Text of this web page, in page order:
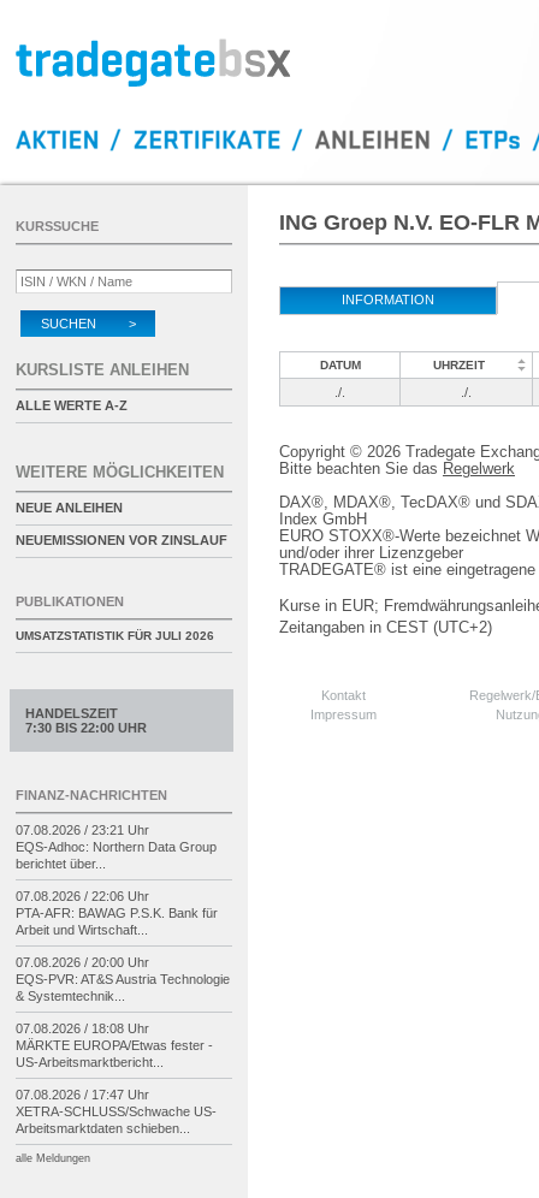
ING Groep N.V. EO-FLR
INFORMATION
DATUM UHRZEIT
./. ./.
Copyright © 2026 Tradegate
Bitte beachten Sie das Regelwerk
DAX®, MDAX®, TecDAX® und
Index GmbH
EURO STOXX®-Werte bezeichnet
und/oder ihrer Lizenzgeber
TRADEGATE® ist eine
Kurse in EUR;
Zeitangaben in CEST (UTC+2)
Kontakt
Impressum
KURSSUCHE
SUCHEN >
KURSLISTE ANLEIHEN
ALLE WERTE A-Z
WEITERE MÖGLICHKEITEN
NEUE ANLEIHEN
NEUEMISSIONEN VOR ZINSLAUF
PUBLIKATIONEN
UMSATZSTATISTIK FÜR JULI 2026
HANDELSZEIT
7:30 BIS 22:00 UHR
FINANZ-NACHRICHTEN
07.08.2026 / 23:21 Uhr
EQS-Adhoc: Northern Data Group
berichtet über...
07.08.2026 / 22:06 Uhr
PTA-AFR: BAWAG P.S.K. Bank für
Arbeit und Wirtschaft...
07.08.2026 / 20:00 Uhr
EQS-PVR: AT&S Austria Technologie
& Systemtechnik...
07.08.2026 / 18:08 Uhr
MÄRKTE EUROPA/Etwas fester -
US-Arbeitsmarktbericht...
07.08.2026 / 17:47 Uhr
XETRA-SCHLUSS/Schwache US-
Arbeitsmarktdaten schieben...
alle Meldungen